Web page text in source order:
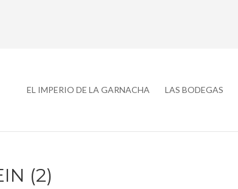
EL IMPERIO DE LA GARNACHA LAS BODEGAS
(2)